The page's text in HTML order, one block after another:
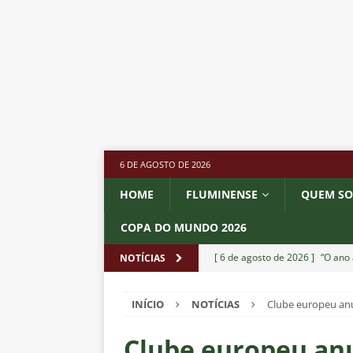
6 DE AGOSTO DE 2026
HOME FLUMINENSE QUEM
COPA DO MUNDO 2026
NOTÍCIAS [ 6 de agosto de 2026 ] “O
[ 6 de agosto de 2026 ]
INÍCIO NOTÍCIAS Clube europeu